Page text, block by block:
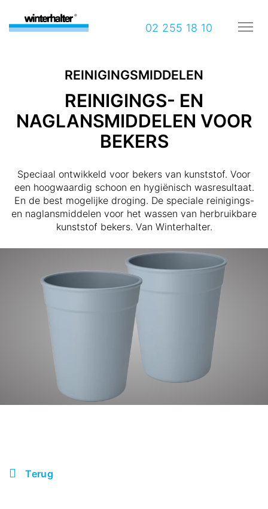
02 255 18 10
REINIGINGSMIDDELEN
REINIGINGS- EN
NAGLANSMIDDELEN VOOR
BEKERS
Speciaal ontwikkeld voor bekers van kunststof. Voor
een hoogwaardig schoon en hygiënisch wasresultaat.
En de best mogelijke droging. De speciale reinigings-
en naglansmiddelen voor het wassen van herbruikbare
kunststof bekers. Van Winterhalter.
Terug